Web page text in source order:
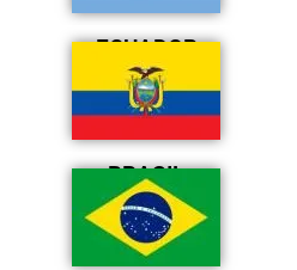
ECUADOR
BRASIL